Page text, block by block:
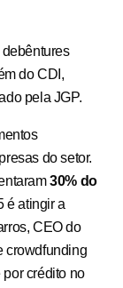
do CDI,
pela JGP.
do setor.
30% do
é atingir a
CEO do
crowdfunding
crédito no